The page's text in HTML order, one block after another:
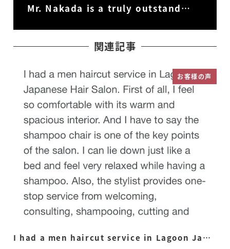
Mr. Nakada is a truly outstand…
関連記事
お客様の声
I had a men haircut service in Lagoon Ja…